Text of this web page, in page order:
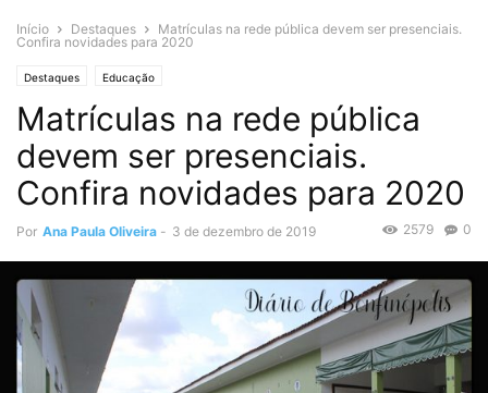
Início Destaques
Matrículas na rede pública devem ser presenciais.
Confira novidades para 2020
Destaques Educação
Matrículas na rede pública
devem ser presenciais.
Confira novidades para 2020
Por Ana Paula Oliveira - 3 de dezembro de 2019 0
2579